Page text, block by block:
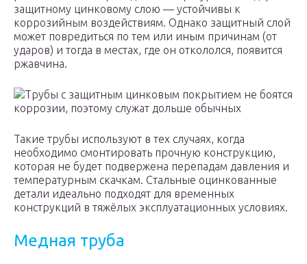
защитному цинковому слою — устойчивы к
коррозийным воздействиям. Однако защитный слой
может повредиться по тем или иным причинам (от
ударов) и тогда в местах, где он откололся, появится
ржавчина.
Трубы с защитным цинковым покрытием не боятся
коррозии, поэтому служат дольше обычных
Такие трубы используют в тех случаях, когда
необходимо смонтировать прочную конструкцию,
которая не будет подвержена перепадам давления и
температурным скачкам. Стальные оцинкованные
детали идеально подходят для временных
конструкций в тяжёлых эксплуатационных условиях.
Медная труба